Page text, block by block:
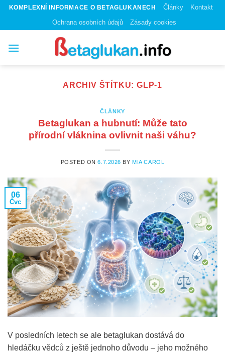
Skip
content
KOMPLEXNÍ INFORMACE O BETAGLUKANECH Články
Kontakt
Ochrana osobních údajů
Zásady cookies
ARCHIV ŠTÍTKU: GLP-1
ČLÁNKY
Betaglukan a hubnutí: Může tato
přírodní vláknina ovlivnit naši váhu?
POSTED ON6.7.2026 BYMIA CAROL
06
Čvc
V posledních letech se ale betaglukan dostává do
hledáčku vědců z ještě jednoho důvodu – jeho možného